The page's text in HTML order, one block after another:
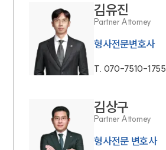
김유진
Partner Attorney
형사전문변호사
T. 070-7510-1755
김상구
Partner Attorney
형사전문 변호사